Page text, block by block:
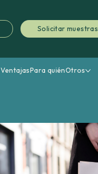
Solicitar muestras
VentajasPara quiénOtros